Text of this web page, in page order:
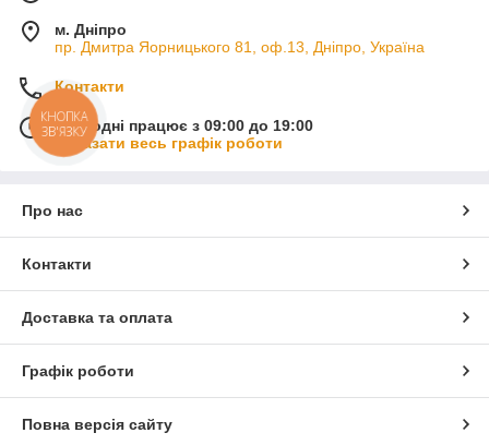
м. Дніпро
пр. Дмитра Яорницького 81, оф.13, Дніпро, Україна
Контакти
Сьогодні працює з 09:00 до 19:00
Показати весь графік роботи
Про нас
Контакти
Доставка та оплата
Графік роботи
Повна версія сайту
КНОПКА
ЗВ'ЯЗКУ